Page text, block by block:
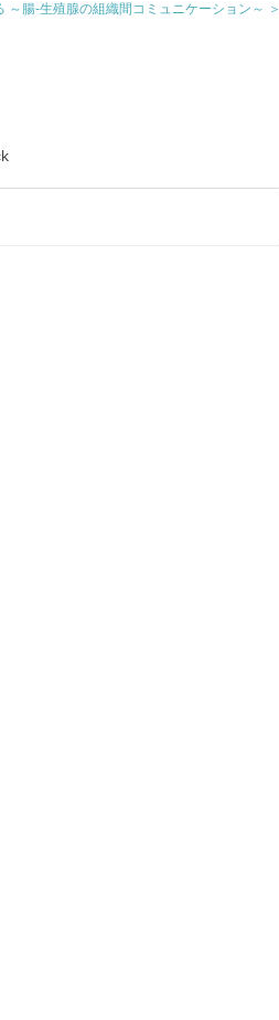
～腸-生殖腺の組織間コミュニケーション～ ＞